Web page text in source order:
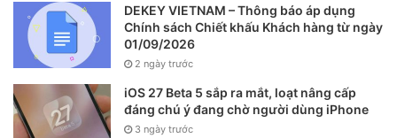
Không chỉ iPhone SE “giá rẻ” có dung lượng 64GB
DEKEY VIETNAM – Thông báo áp dụng
Chính sách Chiết khấu Khách hàng từ ngày
01/09/2026
2 ngày trước
iOS 27 Beta 5 sắp ra mắt, loạt nâng cấp
đáng chú ý đang chờ người dùng iPhone
3 ngày trước